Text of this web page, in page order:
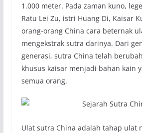
1.000 meter. Pada zaman kuno,
Ratu Lei Zu, istri Huang Di, Kaisar
orang-orang China cara beternak
mengekstrak sutra darinya. Dari
generasi, sutra China telah
khusus kaisar menjadi bahan kain
semua orang.
Ulat sutra China adalah tahap ulat